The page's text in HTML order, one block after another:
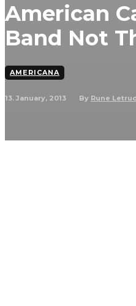
American
Band Not
AMERICANA
13. January, 2013 By Rune